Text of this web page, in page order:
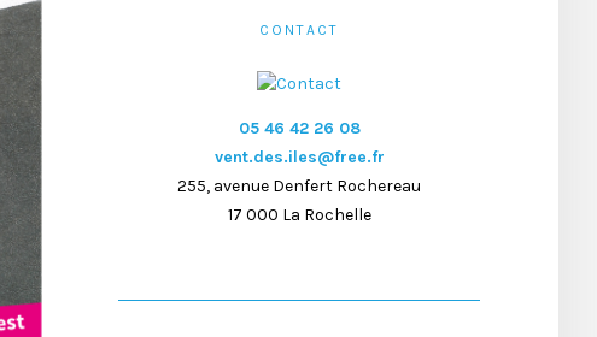
CONTACT
05 46 42 26 08
vent.des.iles@free.fr
255, avenue Denfert Rochereau
17 000 La Rochelle